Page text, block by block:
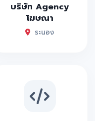
บริษัท Agency
โฆษณา
ระนอง